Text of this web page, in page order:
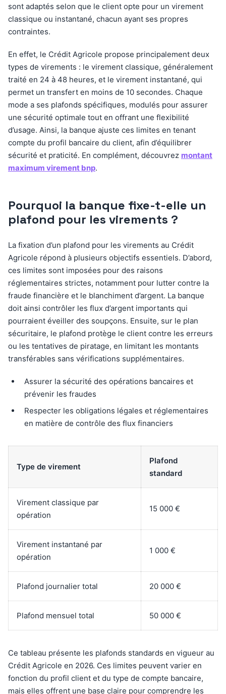
sont adaptés selon que le client opte pour un virement
classique ou instantané, chacun ayant ses propres
contraintes.
En effet, le Crédit Agricole propose principalement deux
types de virements : le virement classique, généralement
traité en 24 à 48 heures, et le virement instantané, qui
permet un transfert en moins de 10 secondes. Chaque
mode a ses plafonds spécifiques, modulés pour assurer
une sécurité optimale tout en offrant une flexibilité
d’usage. Ainsi, la banque ajuste ces limites en tenant
compte du profil bancaire du client, afin d’équilibrer
sécurité et praticité. En complément, découvrez montant
maximum virement bnp.
Pourquoi la banque fixe-t-elle un
plafond pour les virements ?
La fixation d’un plafond pour les virements au Crédit
Agricole répond à plusieurs objectifs essentiels. D’abord,
ces limites sont imposées pour des raisons
réglementaires strictes, notamment pour lutter contre la
fraude financière et le blanchiment d’argent. La banque
doit ainsi contrôler les flux d’argent importants qui
pourraient éveiller des soupçons. Ensuite, sur le plan
sécuritaire, le plafond protège le client contre les erreurs
ou les tentatives de piratage, en limitant les montants
transférables sans vérifications supplémentaires.
Assurer la sécurité des opérations bancaires et
prévenir les fraudes
Respecter les obligations légales et réglementaires
en matière de contrôle des flux financiers
Type de virement
Plafond
standard
Virement classique par
opération
15 000 €
Virement instantané par
opération
1 000 €
Plafond journalier total 20 000 €
Plafond mensuel total 50 000 €
Ce tableau présente les plafonds standards en vigueur au
Crédit Agricole en 2026. Ces limites peuvent varier en
fonction du profil client et du type de compte bancaire,
mais elles offrent une base claire pour comprendre les